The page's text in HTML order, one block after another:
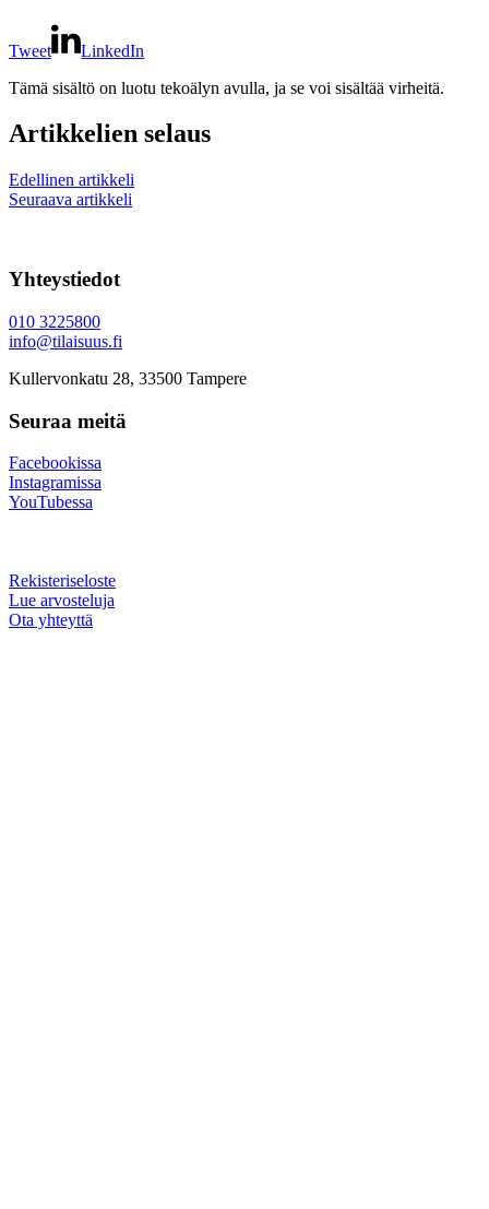
Tweet
LinkedIn
Tämä sisältö on luotu tekoälyn avulla, ja se voi sisältää virheitä.
Artikkelien selaus
Edellinen artikkeli
Seuraava artikkeli
Yhteystiedot
010 3225800
info@tilaisuus.fi
Kullervonkatu 28, 33500 Tampere
Seuraa meitä
Facebookissa
Instagramissa
YouTubessa
Rekisteriseloste
Lue arvosteluja
Ota yhteyttä